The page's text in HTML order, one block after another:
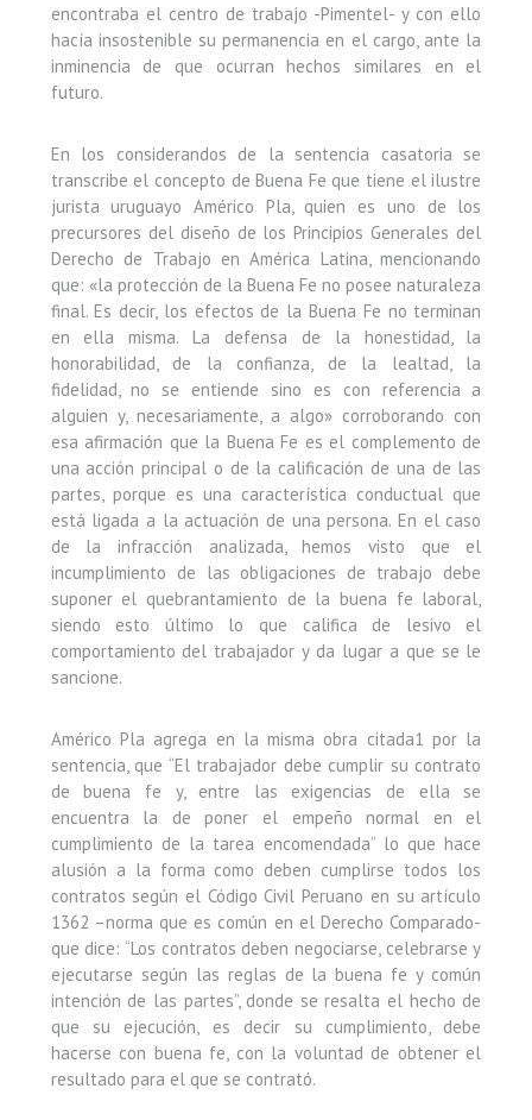
encontraba el centro de trabajo -Pimentel- y con ello
hacía insostenible su permanencia en el cargo, ante la
inminencia de que ocurran hechos similares en el
futuro.
En los considerandos de la sentencia casatoria se
transcribe el concepto de Buena Fe que tiene el ilustre
jurista uruguayo Américo Pla, quien es uno de los
precursores del diseño de los Principios Generales del
Derecho de Trabajo en América Latina, mencionando
que: «la protección de la Buena Fe no posee naturaleza
final. Es decir, los efectos de la Buena Fe no terminan
en ella misma. La defensa de la honestidad, la
honorabilidad, de la confianza, de la lealtad, la
fidelidad, no se entiende sino es con referencia a
alguien y, necesariamente, a algo» corroborando con
esa afirmación que la Buena Fe es el complemento de
una acción principal o de la calificación de una de las
partes, porque es una característica conductual que
está ligada a la actuación de una persona. En el caso
de la infracción analizada, hemos visto que el
incumplimiento de las obligaciones de trabajo debe
suponer el quebrantamiento de la buena fe laboral,
siendo esto último lo que califica de lesivo el
comportamiento del trabajador y da lugar a que se le
sancione.
Américo Pla agrega en la misma obra citada1 por la
sentencia, que “El trabajador debe cumplir su contrato
de buena fe y, entre las exigencias de ella se
encuentra la de poner el empeño normal en el
cumplimiento de la tarea encomendada” lo que hace
alusión a la forma como deben cumplirse todos los
contratos según el Código Civil Peruano en su artículo
1362 –norma que es común en el Derecho Comparado-
que dice: “Los contratos deben negociarse, celebrarse y
ejecutarse según las reglas de la buena fe y común
intención de las partes”, donde se resalta el hecho de
que su ejecución, es decir su cumplimiento, debe
hacerse con buena fe, con la voluntad de obtener el
resultado para el que se contrató.